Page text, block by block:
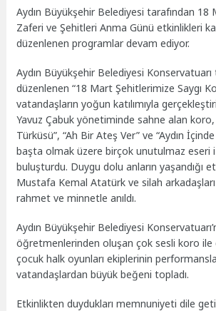
Aydın Büyükşehir Belediyesi tarafından 18
Zaferi ve Şehitleri Anma Günü etkinlikleri
düzenlenen programlar devam ediyor.
Aydın Büyükşehir Belediyesi Konservatuarı
düzenlenen “18 Mart Şehitlerimize Saygı
vatandaşların yoğun katılımıyla
Yavuz Çabuk yönetiminde sahne alan koro,
Türküsü”, “Ah Bir Ateş Ver” ve “Aydın İçinde
başta olmak üzere birçok unutulmaz eseri
buluşturdu. Duygu dolu anların yaşandığı
Mustafa Kemal Atatürk ve silah
rahmet ve minnetle anıldı.
Aydın Büyükşehir Belediyesi
öğretmenlerinden oluşan çok sesli koro ile
çocuk halk oyunları ekiplerinin
vatandaşlardan büyük beğeni topladı.
Etkinlikten duydukları memnuniyeti dile